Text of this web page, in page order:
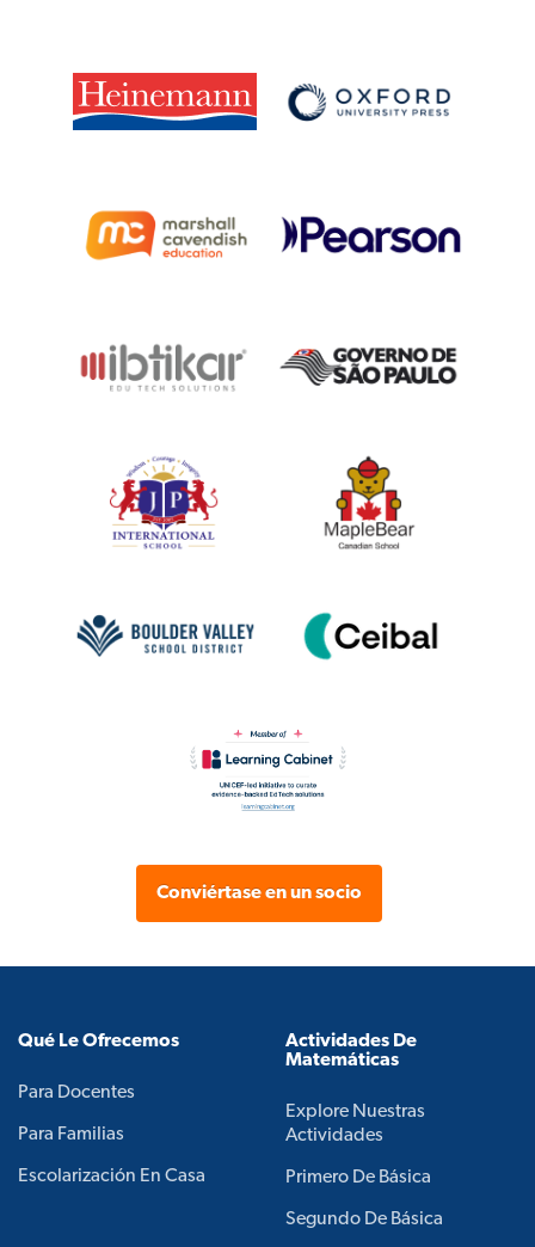
Conviértase en un socio
Qué Le Ofrecemos
Para Docentes
Para Familias
Escolarización En Casa
Actividades De
Matemáticas
Explore Nuestras
Actividades
Primero De Básica
Segundo De Básica